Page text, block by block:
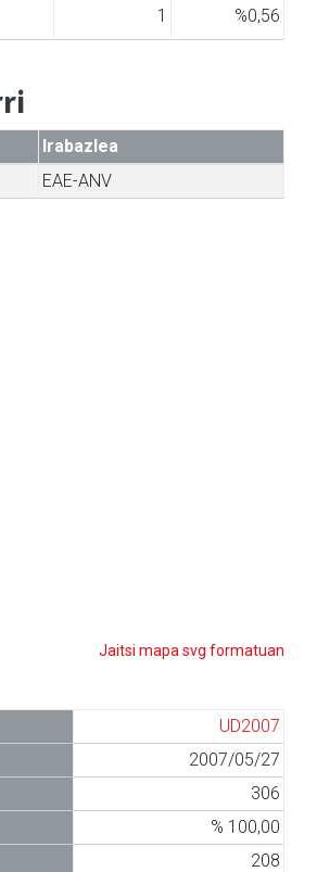
1 %0,56
Irabazlea
EAE-ANV
Jaitsi mapa svg formatuan
UD2007
2007/05/27
306
% 100,00
208